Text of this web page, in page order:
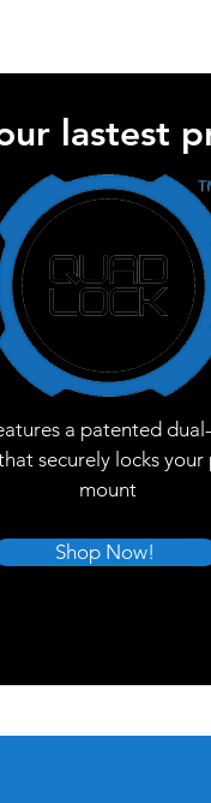
lastest
a patented
securely locks
mount
Shop Now!